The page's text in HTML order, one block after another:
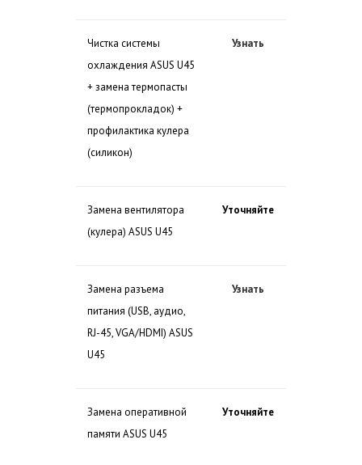
Чистка системы
охлаждения ASUS U45
+ замена термопасты
(термопрокладок) +
профилактика кулера
(силикон)
Узнать
Замена вентилятора
(кулера) ASUS U45
Уточняйте
Замена разъема
питания (USB, аудио,
RJ-45, VGA/HDMI) ASUS
U45
Узнать
Замена оперативной
памяти ASUS U45
Уточняйте